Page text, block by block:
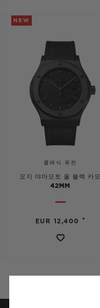
NEW
클래식 퓨전
요지 야마모토 올 블랙 카모
42MM
EUR 12,400 •